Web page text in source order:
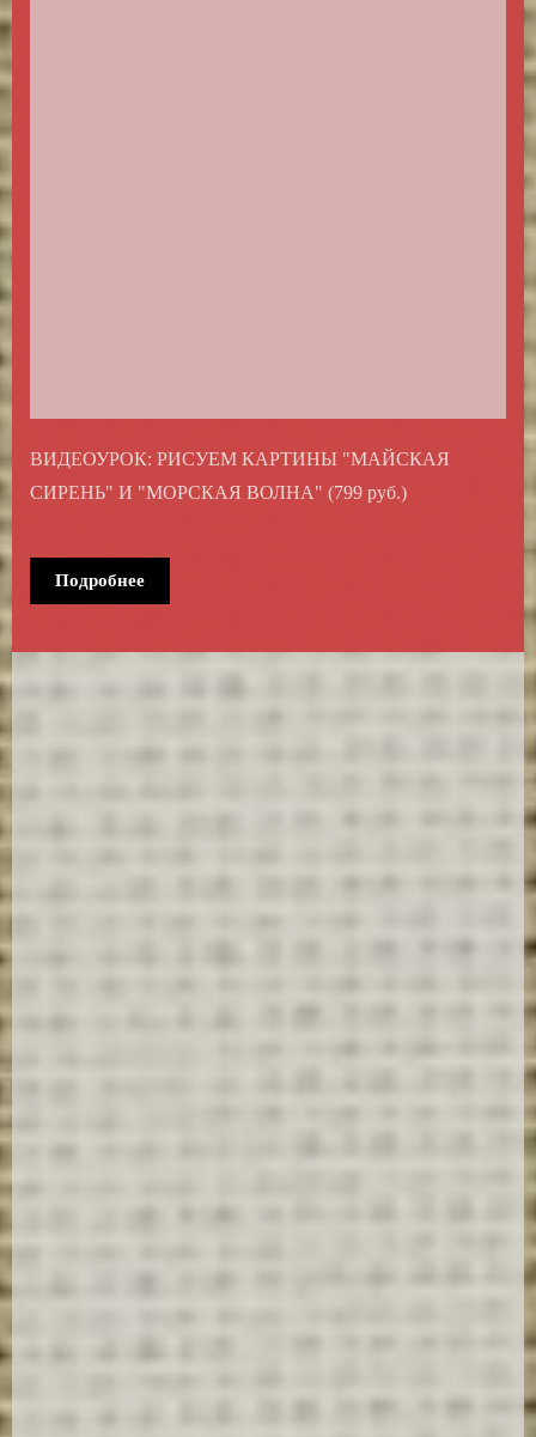
ВИДЕОУРОК: РИСУЕМ КАРТИНЫ "МАЙСКАЯ
СИРЕНЬ" И "МОРСКАЯ ВОЛНА" (799 руб.)
Подробнее